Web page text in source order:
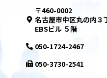
〒460-0002
名古屋市中区丸の内３
EBSビル ５階
050-1724-2467
050-3730-2541